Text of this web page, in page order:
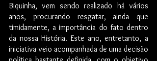
Biquinha, vem sendo realizado há vários
anos, procurando resgatar, ainda que
timidamente, a importância do fato dentro
da nossa História. Este ano, entretanto, a
iniciativa veio acompanhada de uma decisão